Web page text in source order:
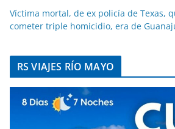
Víctima mortal, de ex policía de Texas,
cometer triple homicidio, era de
RS VIAJES RÍO MAYO